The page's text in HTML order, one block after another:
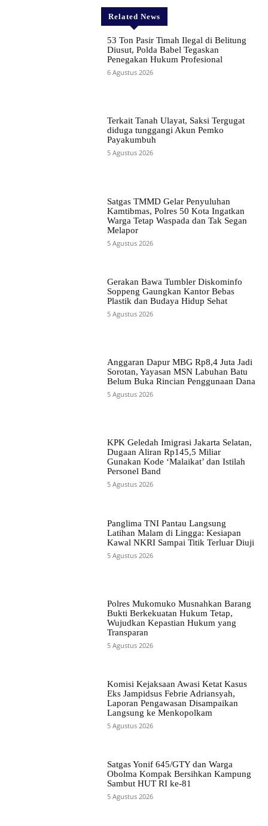
Related News
53 Ton Pasir Timah Ilegal di Belitung
Diusut, Polda Babel Tegaskan
Penegakan Hukum Profesional
6 Agustus 2026
Terkait Tanah Ulayat, Saksi Tergugat
diduga tunggangi Akun Pemko
Payakumbuh
5 Agustus 2026
Satgas TMMD Gelar Penyuluhan
Kamtibmas, Polres 50 Kota Ingatkan
Warga Tetap Waspada dan Tak Segan
Melapor
5 Agustus 2026
Gerakan Bawa Tumbler Diskominfo
Soppeng Gaungkan Kantor Bebas
Plastik dan Budaya Hidup Sehat
5 Agustus 2026
Anggaran Dapur MBG Rp8,4 Juta Jadi
Sorotan, Yayasan MSN Labuhan Batu
Belum Buka Rincian Penggunaan Dana
5 Agustus 2026
KPK Geledah Imigrasi Jakarta Selatan,
Dugaan Aliran Rp145,5 Miliar
Gunakan Kode ‘Malaikat’ dan Istilah
Personel Band
5 Agustus 2026
Panglima TNI Pantau Langsung
Latihan Malam di Lingga: Kesiapan
Kawal NKRI Sampai Titik Terluar Diuji
5 Agustus 2026
Polres Mukomuko Musnahkan Barang
Bukti Berkekuatan Hukum Tetap,
Wujudkan Kepastian Hukum yang
Transparan
5 Agustus 2026
Komisi Kejaksaan Awasi Ketat Kasus
Eks Jampidsus Febrie Adriansyah,
Laporan Pengawasan Disampaikan
Langsung ke Menkopolkam
5 Agustus 2026
Satgas Yonif 645/GTY dan Warga
Obolma Kompak Bersihkan Kampung
Sambut HUT RI ke-81
5 Agustus 2026